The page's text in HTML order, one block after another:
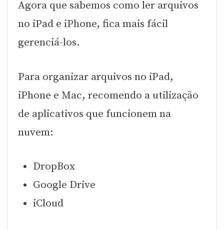
Agora que sabemos como ler arquivos
no iPad e iPhone, fica mais fácil
gerenciá-los.
Para organizar arquivos no iPad,
iPhone e Mac, recomendo a utilização
de aplicativos que funcionem na
nuvem:
DropBox
Google Drive
iCloud